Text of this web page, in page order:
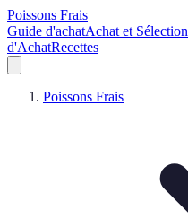
Poissons Frais
Guide d'achatAchat et Sélection
d'AchatRecettes
Poissons Frais